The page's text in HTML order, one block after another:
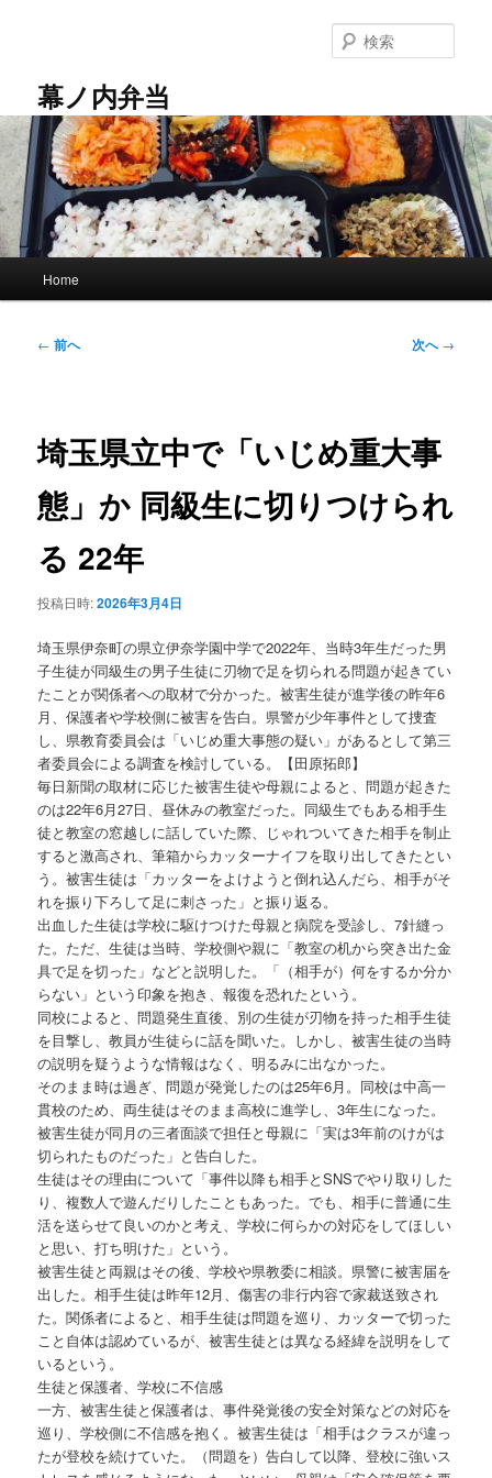
テ
ン
へ
移
動
幕ノ内弁当
索
Home
投
ゲ
ー
ョ
ン
← 前へ 次へ→
埼玉県立中で「いじめ重大事
態」か 同級生に切りつけられ
る 22年
投稿日時:2026年3月4日
埼玉県伊奈町の県立伊奈学園中学で2022年、当時3年生だった男
子生徒が同級生の男子生徒に刃物で足を切られる問題が起きてい
たことが関係者への取材で分かった。被害生徒が進学後の昨年6
月、保護者や学校側に被害を告白。県警が少年事件として捜査
し、県教育委員会は「いじめ重大事態の疑い」があるとして第三
者委員会による調査を検討している。【田原拓郎】
毎日新聞の取材に応じた被害生徒や母親によると、問題が起きた
のは22年6月27日、昼休みの教室だった。同級生でもある相手生
徒と教室の窓越しに話していた際、じゃれついてきた相手を制止
すると激高され、筆箱からカッターナイフを取り出してきたとい
う。被害生徒は「カッターをよけようと倒れ込んだら、相手がそ
れを振り下ろして足に刺さった」と振り返る。
出血した生徒は学校に駆けつけた母親と病院を受診し、7針縫っ
た。ただ、生徒は当時、学校側や親に「教室の机から突き出た金
具で足を切った」などと説明した。「（相手が）何をするか分か
らない」という印象を抱き、報復を恐れたという。
同校によると、問題発生直後、別の生徒が刃物を持った相手生徒
を目撃し、教員が生徒らに話を聞いた。しかし、被害生徒の当時
の説明を疑うような情報はなく、明るみに出なかった。
そのまま時は過ぎ、問題が発覚したのは25年6月。同校は中高一
貫校のため、両生徒はそのまま高校に進学し、3年生になった。
被害生徒が同月の三者面談で担任と母親に「実は3年前のけがは
切られたものだった」と告白した。
生徒はその理由について「事件以降も相手とSNSでやり取りした
り、複数人で遊んだりしたこともあった。でも、相手に普通に生
活を送らせて良いのかと考え、学校に何らかの対応をしてほしい
と思い、打ち明けた」という。
被害生徒と両親はその後、学校や県教委に相談。県警に被害届を
出した。相手生徒は昨年12月、傷害の非行内容で家裁送致され
た。関係者によると、相手生徒は問題を巡り、カッターで切った
こと自体は認めているが、被害生徒とは異なる経緯を説明をして
いるという。
生徒と保護者、学校に不信感
一方、被害生徒と保護者は、事件発覚後の安全対策などの対応を
巡り、学校側に不信感を抱く。被害生徒は「相手はクラスが違っ
たが登校を続けていた。（問題を）告白して以降、登校に強いス